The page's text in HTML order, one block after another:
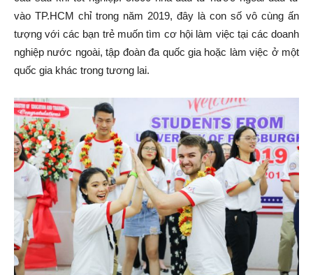
vào TP.HCM chỉ trong năm 2019, đây là con số vô cùng ấn
tượng với các bạn trẻ muốn tìm cơ hội làm việc tại các doanh
nghiệp nước ngoài, tập đoàn đa quốc gia hoặc làm việc ở một
quốc gia khác trong tương lai.